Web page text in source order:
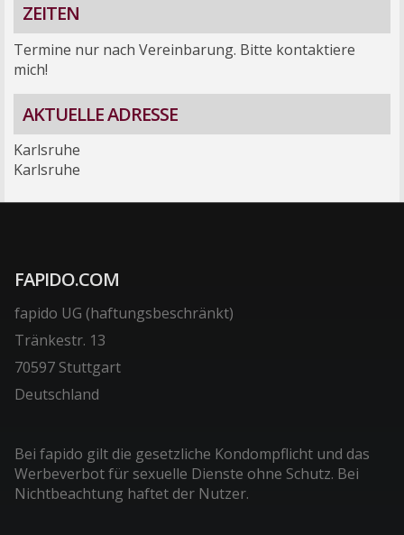
ZEITEN
Termine nur nach Vereinbarung. Bitte kontaktiere
mich!
AKTUELLE ADRESSE
Karlsruhe
Karlsruhe
FAPIDO.COM
fapido UG (haftungsbeschränkt)
Tränkestr. 13
70597 Stuttgart
Deutschland
Bei fapido gilt die gesetzliche Kondompflicht und das
Werbeverbot für sexuelle Dienste ohne Schutz. Bei
Nichtbeachtung haftet der Nutzer.